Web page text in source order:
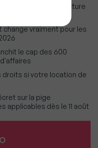
villes où la facture
change vraiment pour les
le cap des 600
droits si votre location de
sur la pige
applicables dès le 11 août